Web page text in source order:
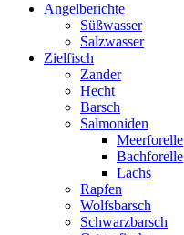
Angelberichte
Süßwasser
Salzwasser
Zielfisch
Zander
Hecht
Barsch
Salmoniden
Meerforelle
Bachforelle
Lachs
Rapfen
Wolfsbarsch
Schwarzbarsch